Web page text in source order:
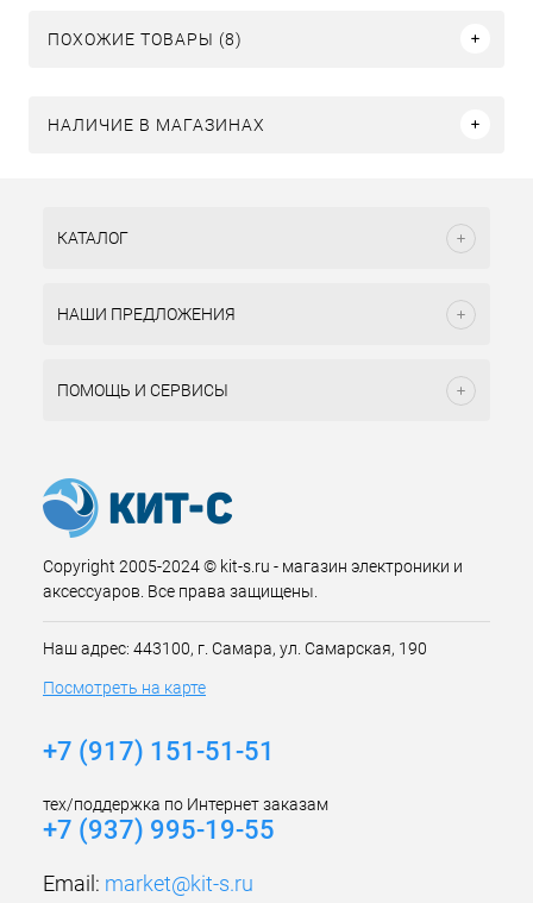
ПОХОЖИЕ ТОВАРЫ (8)
НАЛИЧИЕ В МАГАЗИНАХ
КАТАЛОГ
НАШИ ПРЕДЛОЖЕНИЯ
ПОМОЩЬ И СЕРВИСЫ
Copyright 2005-2024 © kit-s.ru - магазин электроники и
аксессуаров. Все права защищены.
Наш адрес: 443100, г. Самара, ул. Самарская, 190
Посмотреть на карте
+7 (917) 151-51-51
тех/поддержка по Интернет заказам
+7 (937) 995-19-55
Email: market@kit-s.ru